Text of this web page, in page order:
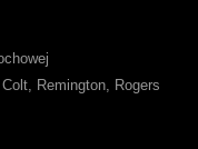
Remington, Rogers